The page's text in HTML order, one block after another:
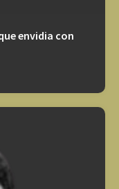
envidia con